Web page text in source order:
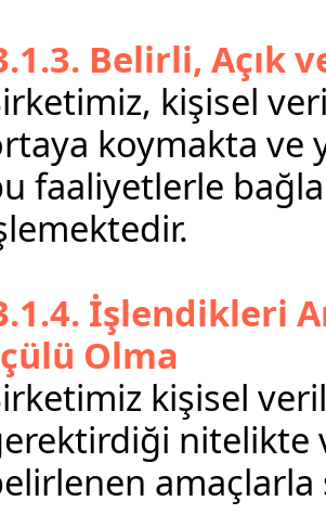
Belirli, Açık
kişisel
koymakta ve
faaliyetlerle
İşlendikleri
Olma
kişisel
nitelikte
amaçlarla